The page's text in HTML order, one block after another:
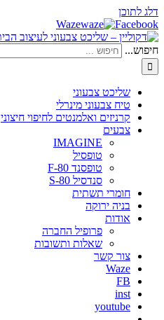
דלג לתוכן
Waze
Facebook
חיפוש...
שליכט צבעוני
טיח צבעוני מינרלי
קרניזים ואלמנטים לחיפוי חיצוני
צבעים
IMAGINE
טופסיל
טופסנד F-80
סנדסיל S-80
חומרי תשתית
בניה ירוקה
אודות
פרופיל החברה
שאלות ותשובות
צור קשר
Waze
FB
inst
youtube